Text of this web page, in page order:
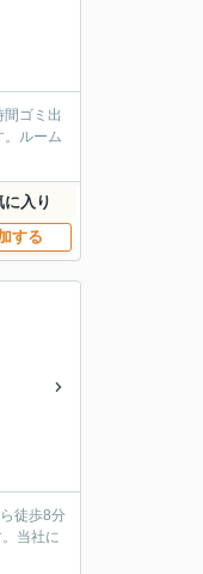
ゴミ出
。ルーム
に入り
する
徒歩8分
当社に